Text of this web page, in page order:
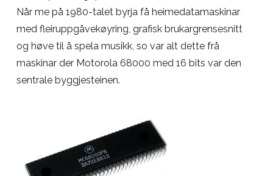
Når me på 1980-talet byrja få heimedatamaskinar
med fleiruppgåvekøyring, grafisk brukargrensesnitt
og høve til å spela musikk, so var alt dette frå
maskinar der Motorola 68000 med 16 bits var den
sentrale byggjesteinen.